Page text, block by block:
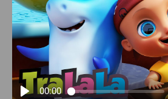
00:00